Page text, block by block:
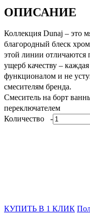
ОПИСАНИЕ
Коллекция Dunaj – это
благородный блеск
этой линии отличаются
ущерб качеству –
функционалом и не
смесителям бренда.
Смеситель на борт
переключателем
Количество -
КУПИТЬ В 1 КЛИК